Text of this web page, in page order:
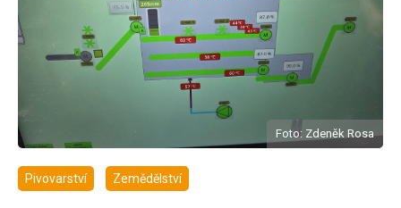
Foto: Zdeněk Rosa
Pivovarství Zemědělství